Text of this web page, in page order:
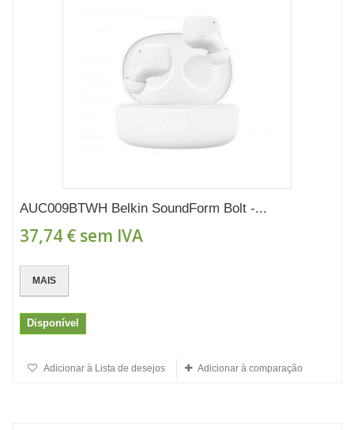
AUC009BTWH Belkin SoundForm Bolt -...
37,74 € sem IVA
MAIS
Disponível
Adicionar à Lista de desejos Adicionar à comparação